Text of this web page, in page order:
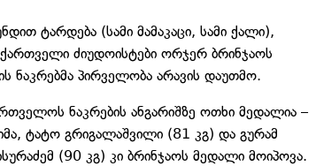
ტარდება (სამი მამაკაცი, სამი ქალი),
ძიუდოისტები ორჯერ ბრინჯაოს
ნაკრებმა პირველობა არავის დაუთმო.
ნაკრების ანგარიშზე ოთხი მედალია –
ტატო გრიგალაშვილი (81 კგ) და გურამ
(90 კგ) კი ბრინჯაოს მედალი მოიპოვა.